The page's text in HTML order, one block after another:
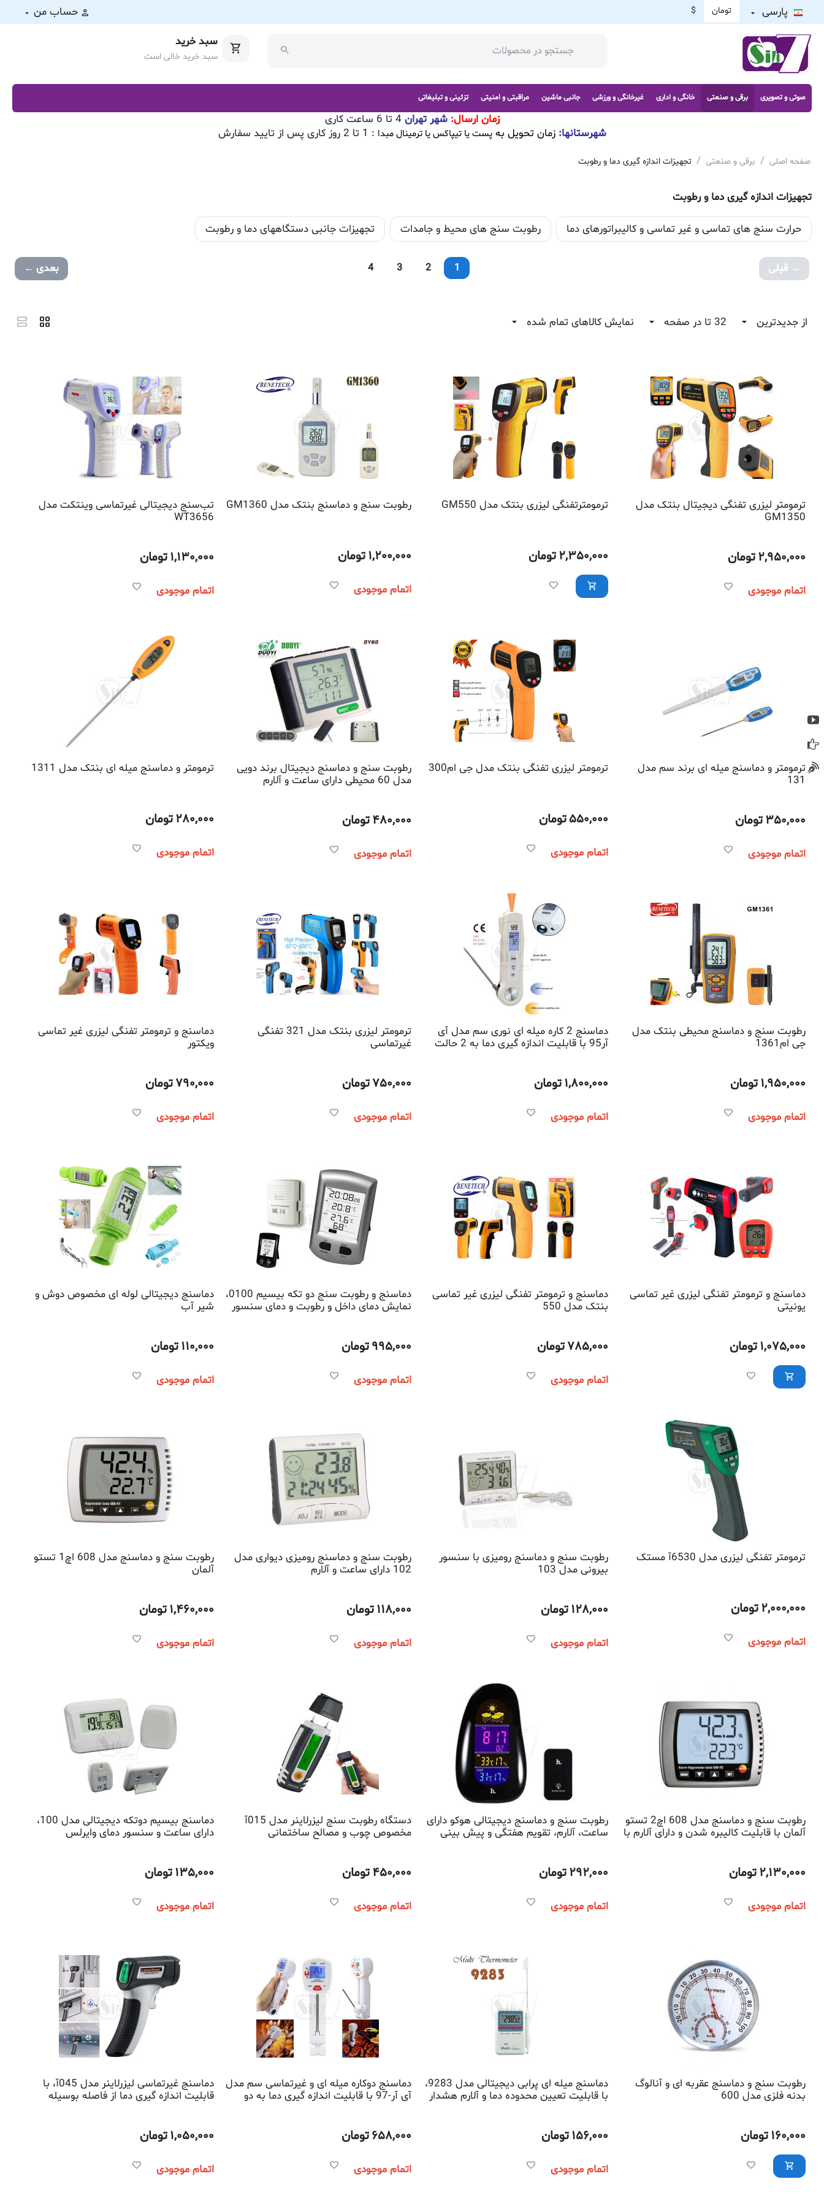
پارسی تومان $ حساب من
سبد خرید
سبد خرید خالی است
صوتی و تصویری برقی و صنعتی خانگی و اداری غیرخانگی و ورزشی جانبی ماشین مراقبتی و امنیتی تزئینی و تبلیغاتی
زمان ارسال:شهر تهران 4 تا 6 ساعت کاری
شهرستانها:زمان تحویل بهپست یا تیپاکس یا ترمینال مبدا : 1 تا 2 روز کاری پس از تایید سفارش
صفحه اصلی / برقی و صنعتی / تجهیزات اندازه گیری دما و رطوبت
تجهیزات اندازه گیری دما و رطوبت
حرارت سنج های تماسی و غیر تماسی و کالیبراتورهای دما رطوبت سنج های محیط و جامدات تجهیزات جانبی دستگاههای دما و رطوبت
قبلی 1
2
3
4 بعدی
از جدیدترین 32 تا در صفحه نمایش کالاهای تمام شده
ترمومتر لیزری تفنگی دیجیتال بنتک مدل
GM1350
2,950,000تومان
اتمام موجودی
ترمومترتفنگی لیزری بنتک مدل GM550
2,350,000تومان
رطوبت سنج و دماسنج بنتک مدل GM1360
1,200,000تومان
اتمام موجودی
تب‌سنج دیجیتالی غیرتماسی وینتکت مدل
WT3656
1,130,000تومان
اتمام موجودی
ترمومتر و دماسنج میله ای برند سم مدل
131
350,000تومان
اتمام موجودی
ترمومتر لیزری تفنگی بنتک مدل جی ام300
550,000تومان
اتمام موجودی
رطوبت سنج و دماسنج دیجیتال برند دویی
مدل 60 محیطی دارای ساعت و آلارم
480,000تومان
اتمام موجودی
ترمومتر و دماسنج میله ای بنتک مدل 1311
280,000تومان
اتمام موجودی
رطوبت سنج و دماسنج محیطی بنتک مدل
جی ام1361
1,950,000تومان
اتمام موجودی
دماسنج 2 کاره میله ای نوری سم مدل آی
آر95 با قابلیت اندازه گیری دما به 2 حالت
1,800,000تومان
اتمام موجودی
ترمومتر لیزری بنتک مدل 321 تفنگی
غیرتماسی
750,000تومان
اتمام موجودی
دماسنج و ترمومتر تفنگی لیزری غیر تماسی
ویکتور
790,000تومان
اتمام موجودی
دماسنج و ترمومتر تفنگی لیزری غیر تماسی
یونیتی
1,075,000تومان
دماسنج و ترمومتر تفنگی لیزری غیر تماسی
بنتک مدل 550
785,000تومان
اتمام موجودی
دماسنج و رطوبت سنج دو تکه بیسیم 0100،
نمایش دمای داخل و رطوبت و دمای سنسور
995,000تومان
اتمام موجودی
دماسنج دیجیتالی لوله ای مخصوص دوش و
شیر آب
110,000تومان
اتمام موجودی
ترمومتر تفنگی لیزری مدل 6530آ مستک
2,000,000تومان
اتمام موجودی
رطوبت سنج و دماسنج رومیزی با سنسور
بیرونی مدل 103
128,000تومان
اتمام موجودی
رطوبت سنج و دماسنج رومیزی دیواری مدل
102 دارای ساعت و آلارم
118,000تومان
اتمام موجودی
رطوبت سنج و دماسنج مدل 608 اچ1 تستو
آلمان
1,460,000تومان
اتمام موجودی
رطوبت سنج و دماسنج مدل 608 اچ2 تستو
آلمان با قابلیت کالیبره شدن و دارای آلارم با
2,130,000تومان
اتمام موجودی
رطوبت سنج و دماسنج دیجیتالی هوکو دارای
ساعت، آلارم، تقویم هفتگی و پیش بینی
292,000تومان
اتمام موجودی
دستگاه رطوبت سنج لیزرلاینر مدل 015آ
مخصوص چوب و مصالح ساختمانی
450,000تومان
اتمام موجودی
دماسنج بیسیم دوتکه دیجیتالی مدل 100،
دارای ساعت و سنسور دمای وایرلس
135,000تومان
اتمام موجودی
رطوبت سنج و دماسنج عقربه ای و آنالوگ
بدنه فلزی مدل 600
160,000تومان
دماسنج میله ای پرابی دیجیتالی مدل 9283،
با قابلیت تعیین محدوده دما و آلارم هشدار
156,000تومان
اتمام موجودی
دماسنج دوکاره میله ای و غیرتماسی سم مدل
آی آر-97 با قابلیت اندازه گیری دما به دو
658,000تومان
اتمام موجودی
دماسنج غیرتماسی لیزرلاینر مدل 045آ، با
قابلیت اندازه گیری دما از فاصله بوسیله
1,050,000تومان
اتمام موجودی